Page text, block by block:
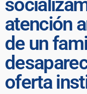
atención
de un
oferta